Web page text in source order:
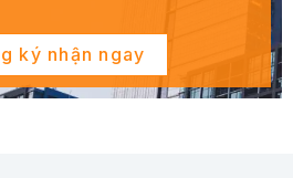
ký nhận ngay